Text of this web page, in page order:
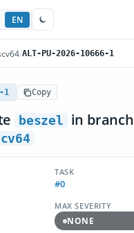
EN
/ALT-PU-2026-10666-1
1 Copy
beszel in branch
TASK
#0
MAX SEVERITY
NONE